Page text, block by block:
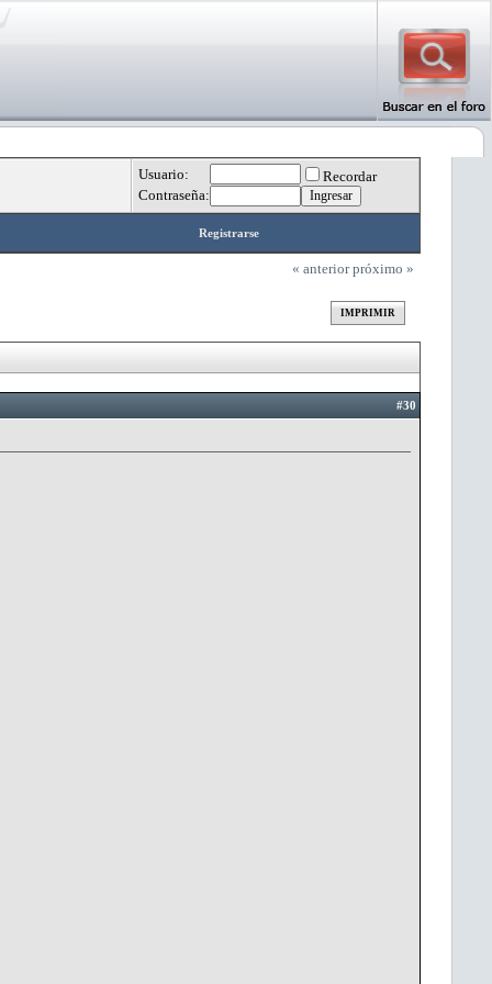
Usuario:
Recordar
Contraseña:
Registrarse
« anterior próximo »
IMPRIMIR
#30